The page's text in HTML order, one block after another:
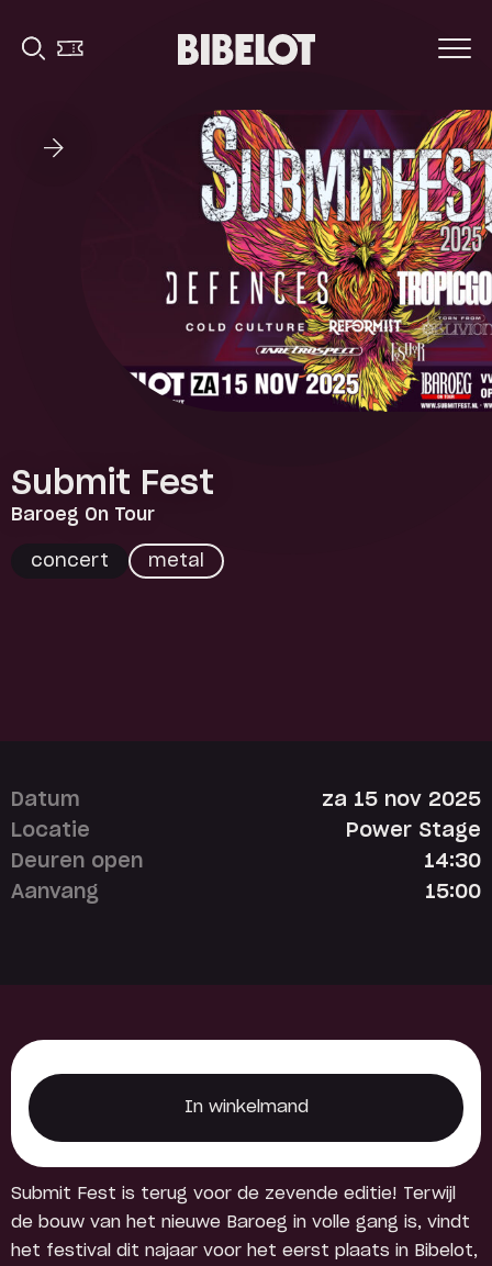
Submit Fest
Baroeg On Tour
concert metal
Datum
za 15 nov 2025
Locatie
Power Stage
Deuren open
14:30
Aanvang
15:00
In winkelmand
In winkelmand
Submit Fest is terug voor de zevende editie! Terwijl
de bouw van het nieuwe Baroeg in volle gang is, vindt
het festival dit najaar voor het eerst plaats in Bibelot,